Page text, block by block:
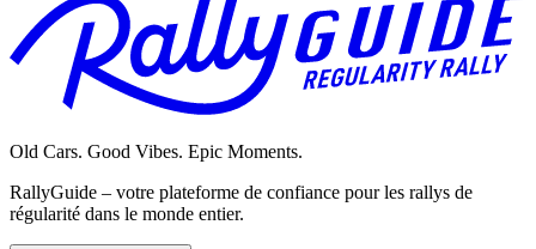
Old Cars. Good Vibes. Epic Moments.
RallyGuide – votre plateforme de confiance pour les rallys de
régularité dans le monde entier.